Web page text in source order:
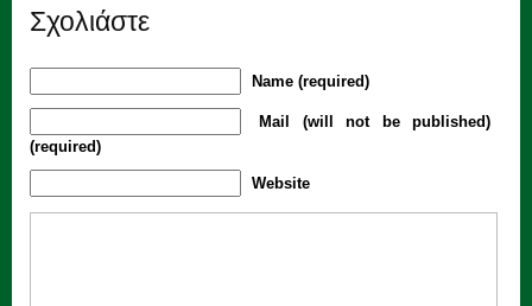
Σχολιάστε
Name (required)
Mail (will not be published)
(required)
Website